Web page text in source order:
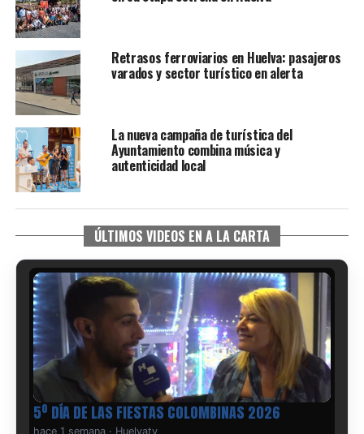
Retrasos ferroviarios en Huelva: pasajeros
varados y sector turístico en alerta
La nueva campaña de turística del
Ayuntamiento combina música y
autenticidad local
ÚLTIMOS VIDEOS EN A LA CARTA
5º DÍA DE LAS FIESTAS COLOMBINAS 2026
hace 1 semana · Huelvatv